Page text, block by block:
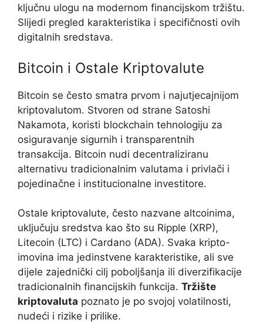
ključnu ulogu na modernom financijskom tržištu.
Slijedi pregled karakteristika i specifičnosti ovih
digitalnih sredstava.
Bitcoin i Ostale Kriptovalute
Bitcoin se često smatra prvom i najutjecajnijom
kriptovalutom. Stvoren od strane Satoshi
Nakamota, koristi blockchain tehnologiju za
osiguravanje sigurnih i transparentnih
transakcija. Bitcoin nudi decentraliziranu
alternativu tradicionalnim valutama i privlači i
pojedinačne i institucionalne investitore.
Ostale kriptovalute, često nazvane altcoinima,
uključuju sredstva kao što su Ripple (XRP),
Litecoin (LTC) i Cardano (ADA). Svaka kripto-
imovina ima jedinstvene karakteristike, ali sve
dijele zajednički cilj poboljšanja ili diverzifikacije
tradicionalnih financijskih funkcija. Tržište
kriptovaluta poznato je po svojoj volatilnosti,
nudeći i rizike i prilike.